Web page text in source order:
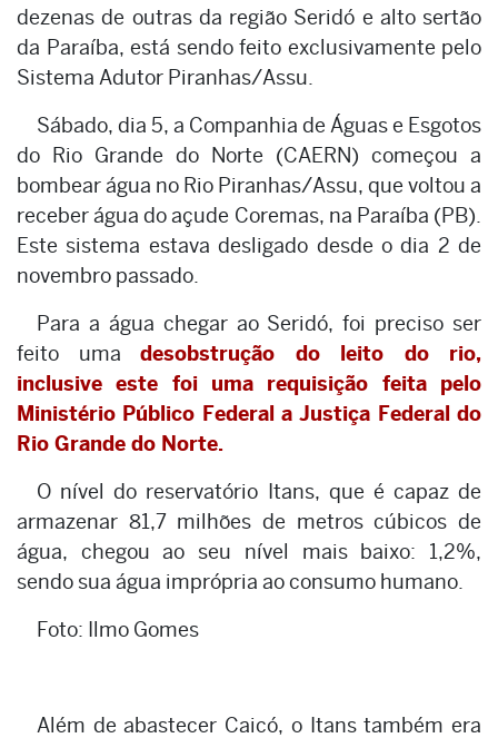
dezenas de outras da região Seridó e alto sertão
da Paraíba, está sendo feito exclusivamente pelo
Sistema Adutor Piranhas/Assu.
Sábado, dia 5, a Companhia de Águas e Esgotos
do Rio Grande do Norte (CAERN) começou a
bombear água no Rio Piranhas/Assu, que voltou a
receber água do açude Coremas, na Paraíba (PB).
Este sistema estava desligado desde o dia 2 de
novembro passado.
Para a água chegar ao Seridó, foi preciso ser
feito uma desobstrução do leito do rio,
inclusive este foi uma requisição feita pelo
Ministério Público Federal a Justiça Federal do
Rio Grande do Norte.
O nível do reservatório Itans, que é capaz de
armazenar 81,7 milhões de metros cúbicos de
água, chegou ao seu nível mais baixo: 1,2%,
sendo sua água imprópria ao consumo humano.
Foto: Ilmo Gomes
Além de abastecer Caicó, o Itans também era